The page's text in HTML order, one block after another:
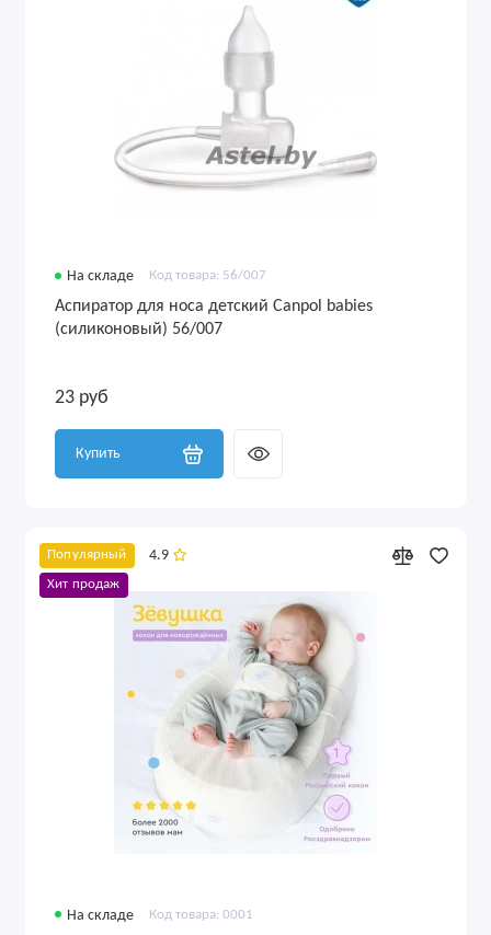
На складе Код товара: 56/007
Аспиратор для носа детский Canpol babies
(силиконовый) 56/007
23 руб
Купить
Популярный
Хит продаж
4.9
На складе Код товара: 0001